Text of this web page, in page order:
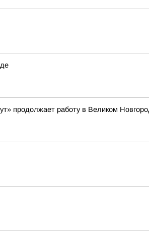
продолжает работу в Великом